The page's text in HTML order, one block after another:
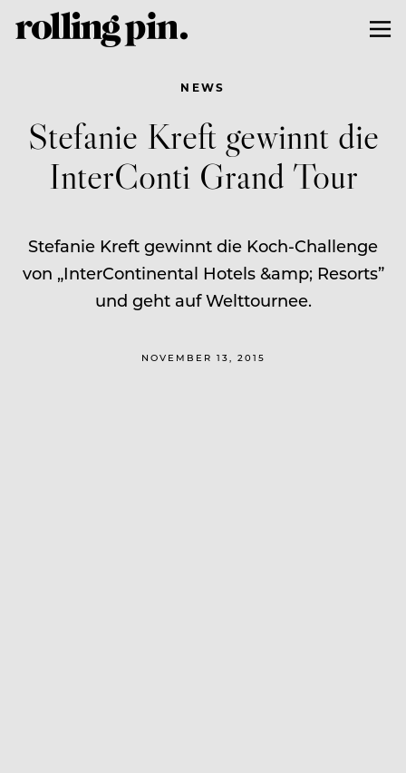
NEWS
Stefanie Kreft gewinnt die
InterConti Grand Tour
Stefanie Kreft gewinnt die Koch-Challenge
von „InterContinental Hotels &amp; Resorts”
und geht auf Welttournee.
NOVEMBER 13, 2015